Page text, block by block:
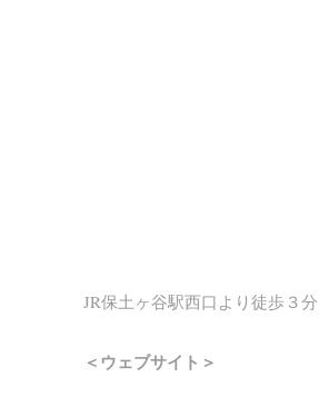
JR保土ヶ谷駅西口より徒歩３分
＜ウェブサイト＞